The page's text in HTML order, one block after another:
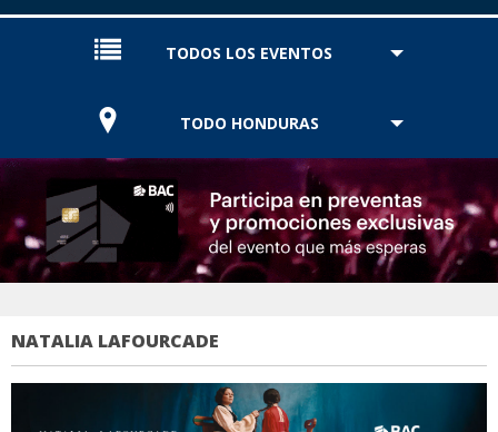
TODOS LOS EVENTOS
TODO HONDURAS
NATALIA LAFOURCADE